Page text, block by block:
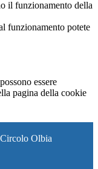
il funzionamento della
funzionamento potete
essere
pagina della cookie
Olbia